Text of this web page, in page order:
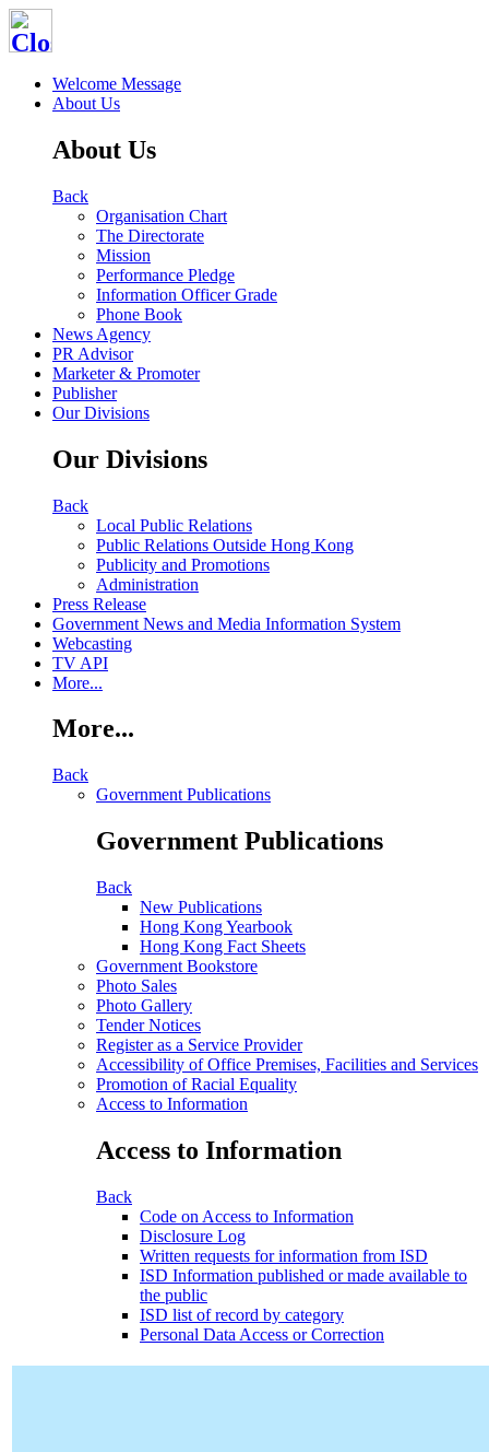
Welcome Message
About Us
About Us
Back
Organisation Chart
The Directorate
Mission
Performance Pledge
Information Officer Grade
Phone Book
News Agency
PR Advisor
Marketer & Promoter
Publisher
Our Divisions
Our Divisions
Back
Local Public Relations
Public Relations Outside Hong Kong
Publicity and Promotions
Administration
Press Release
Government News and Media Information System
Webcasting
TV API
More...
More...
Back
Government Publications
Government Publications
Back
New Publications
Hong Kong Yearbook
Hong Kong Fact Sheets
Government Bookstore
Photo Sales
Photo Gallery
Tender Notices
Register as a Service Provider
Accessibility of Office Premises, Facilities and Services
Promotion of Racial Equality
Access to Information
Access to Information
Back
Code on Access to Information
Disclosure Log
Written requests for information from ISD
ISD Information published or made available to
the public
ISD list of record by category
Personal Data Access or Correction